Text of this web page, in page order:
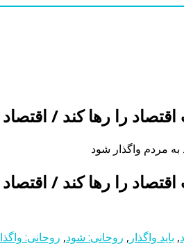
را رها کند /
به مردم واگذار شود
را رها کند /
, باید واگذار , روحانی: شود, روحانی: